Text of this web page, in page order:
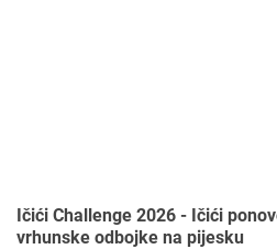
Ičići Challenge 2026 - Ičići
vrhunske odbojke na pijesku